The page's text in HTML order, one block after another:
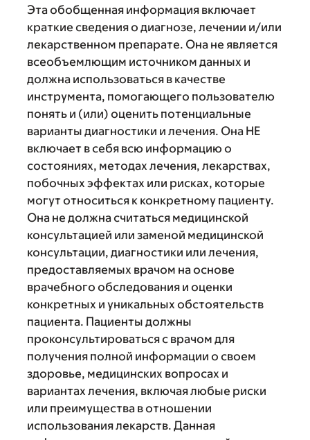
Эта обобщенная информация включает
краткие сведения о диагнозе, лечении и/или
лекарственном препарате. Она не является
всеобъемлющим источником данных и
должна использоваться в качестве
инструмента, помогающего пользователю
понять и (или) оценить потенциальные
варианты диагностики и лечения. Она НЕ
включает в себя всю информацию о
состояниях, методах лечения, лекарствах,
побочных эффектах или рисках, которые
могут относиться к конкретному пациенту.
Она не должна считаться медицинской
консультацией или заменой медицинской
консультации, диагностики или лечения,
предоставляемых врачом на основе
врачебного обследования и оценки
конкретных и уникальных обстоятельств
пациента. Пациенты должны
проконсультироваться с врачом для
получения полной информации о своем
здоровье, медицинских вопросах и
вариантах лечения, включая любые риски
или преимущества в отношении
использования лекарств. Данная